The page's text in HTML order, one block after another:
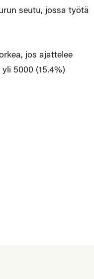
seutu, jossa työtä
jos ajattelee
5000 (15.4%)